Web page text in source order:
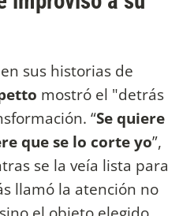
sus historias de
mostró el "detrás
“Se quiere
que se lo corte yo”,
se la veía lista para
llamó la atención no